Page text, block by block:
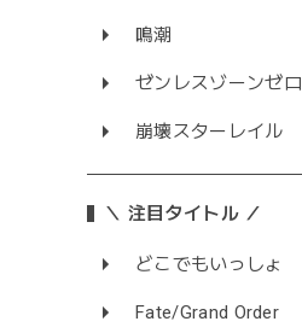
鳴潮
ゼンレスゾーンゼロ
崩壊スターレイル
＼ 注目タイトル ／
どこでもいっしょ
Fate/Grand Order